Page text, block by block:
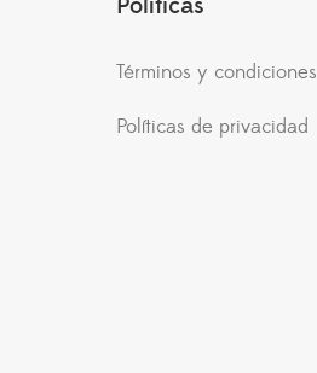
Términos y condiciones
Políticas de privacidad